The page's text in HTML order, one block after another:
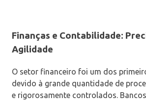
Finanças e Contabilidade:
Agilidade
O setor financeiro foi um dos
devido à grande quantidade de
e rigorosamente controlados.